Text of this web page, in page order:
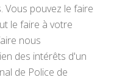
Vous pouvez le faire
le faire à votre
nous
des intérêts d'un
de Police de